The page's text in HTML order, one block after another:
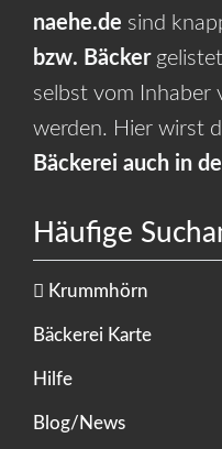
naehe.de sind
bzw. Bäcker
selbst vom Inhaber
werden. Hier wirst
Bäckerei auch in
Häufige
Krummhörn
Bäckerei Karte
Hilfe
Blog/News